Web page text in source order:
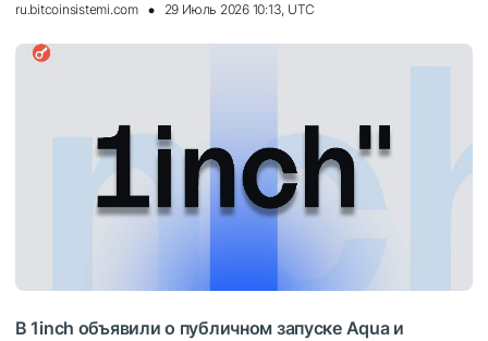
ru.bitcoinsistemi.com 29 Июль 2026 10:13, UTC
В 1inch объявили о публичном запуске Aqua и